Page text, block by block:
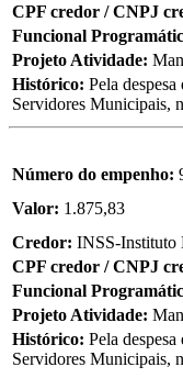
CPF credor / CNPJ
Funcional
Projeto Atividade:
Histórico: Pela
Servidores Municipais,
Número do empenho:
Valor: 1.875,83
Credor: INSS-Instituto
CPF credor / CNPJ
Funcional
Projeto Atividade:
Histórico: Pela
Servidores Municipais,